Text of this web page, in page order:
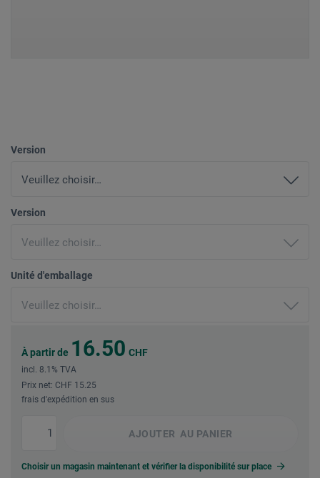
Version
Version
Unité d'emballage
À partir de 16.50 CHF
incl. 8.1% TVA
Prix net: CHF 15.25
frais d'expédition en sus
AJOUTER AU PANIER
Choisir un magasin maintenant et vérifier la disponibilité sur place